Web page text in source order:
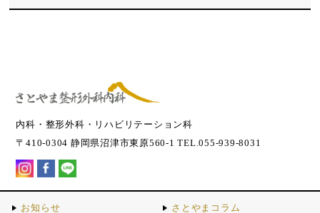
内科・整形外科・リハビリテーション科
〒410-0304 静岡県沼津市東原560-1 TEL.055-939-8031
お知らせ さとやまコラム